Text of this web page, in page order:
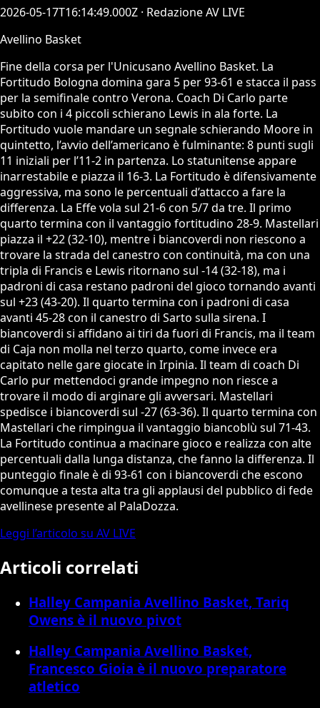
2026-05-17T16:14:49.000Z · Redazione AV LIVE
Avellino Basket
Fine della corsa per l'Unicusano Avellino Basket. La
Fortitudo Bologna domina gara 5 per 93-61 e stacca il pass
per la semifinale contro Verona. Coach Di Carlo parte
subito con i 4 piccoli schierano Lewis in ala forte. La
Fortitudo vuole mandare un segnale schierando Moore in
quintetto, l’avvio dell’americano è fulminante: 8 punti sugli
11 iniziali per l’11-2 in partenza. Lo statunitense appare
inarrestabile e piazza il 16-3. La Fortitudo è difensivamente
aggressiva, ma sono le percentuali d’attacco a fare la
differenza. La Effe vola sul 21-6 con 5/7 da tre. Il primo
quarto termina con il vantaggio fortitudino 28-9. Mastellari
piazza il +22 (32-10), mentre i biancoverdi non riescono a
trovare la strada del canestro con continuità, ma con una
tripla di Francis e Lewis ritornano sul -14 (32-18), ma i
padroni di casa restano padroni del gioco tornando avanti
sul +23 (43-20). Il quarto termina con i padroni di casa
avanti 45-28 con il canestro di Sarto sulla sirena. I
biancoverdi si affidano ai tiri da fuori di Francis, ma il team
di Caja non molla nel terzo quarto, come invece era
capitato nelle gare giocate in Irpinia. Il team di coach Di
Carlo pur mettendoci grande impegno non riesce a
trovare il modo di arginare gli avversari. Mastellari
spedisce i biancoverdi sul -27 (63-36). Il quarto termina con
Mastellari che rimpingua il vantaggio biancoblù sul 71-43.
La Fortitudo continua a macinare gioco e realizza con alte
percentuali dalla lunga distanza, che fanno la differenza. Il
punteggio finale è di 93-61 con i biancoverdi che escono
comunque a testa alta tra gli applausi del pubblico di fede
avellinese presente al PalaDozza.
Leggi l’articolo su AV LIVE
Articoli correlati
Halley Campania Avellino Basket, Tariq
Owens è il nuovo pivot
Halley Campania Avellino Basket,
Francesco Gioia è il nuovo preparatore
atletico